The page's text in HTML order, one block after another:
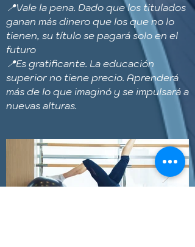
📍Vale la pena. Dado que los titulados
ganan más dinero que los que no lo
tienen, su título se pagará solo en el
futuro
📍Es gratificante. La educación
superior no tiene precio. Aprenderá
más de lo que imaginó y se impulsará a
nuevas alturas.